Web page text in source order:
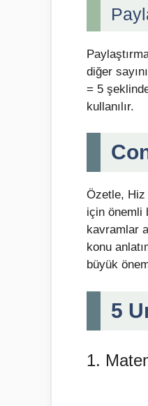
diğer
= 5
kullanılır.
Özetle, Hiz
için önemli
kavramlar
konu
büyük
5
1.